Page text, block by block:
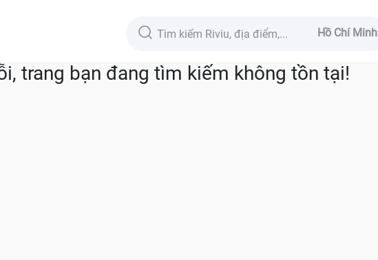
Hồ Chí Minh
trang bạn đang tìm kiếm không tồn tại!